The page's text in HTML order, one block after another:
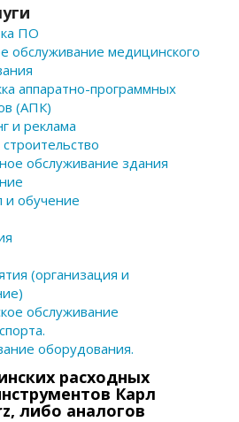
ПО
обслуживание медицинского
аппаратно-программных
(АПК)
и реклама
обслуживание здания
и обучение
(организация и
обслуживание
оборудования.
расходных
Карл
либо аналогов